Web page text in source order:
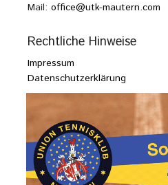
Mail: office@utk-mautern.com
Rechtliche Hinweise
Impressum
Datenschutzerklärung